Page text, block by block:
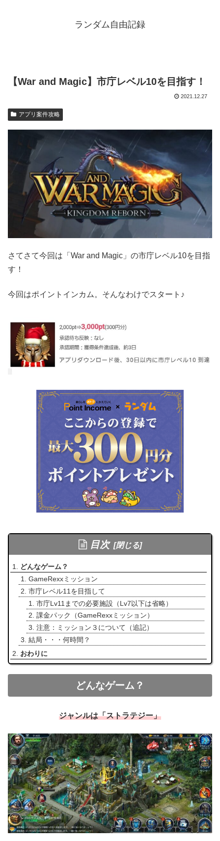
ランダム自由記録
【War and Magic】市庁レベル10を目指す！
2021.12.27
アプリ案件攻略
さてさて今回は「War and Magic」の市庁レベル10を目指
す！
今回はポイントインカム。そんなわけでスタート♪
目次
どんなゲーム？
GameRexxミッション
市庁レベル11を目指して
市庁Lv11までの必要施設（Lv7以下は省略）
課金パック（GameRexxミッション）
注意：ミッション３について（追記）
結局・・・何時間？
おわりに
どんなゲーム？
ジャンルは「ストラテジー」